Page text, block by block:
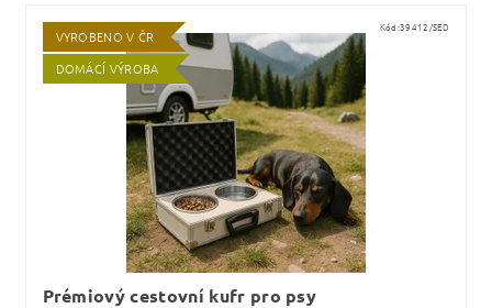
VYROBENO V ČR
DOMÁCÍ VÝROBA
Kód:39412/SED
Prémiový cestovní kufr pro psy